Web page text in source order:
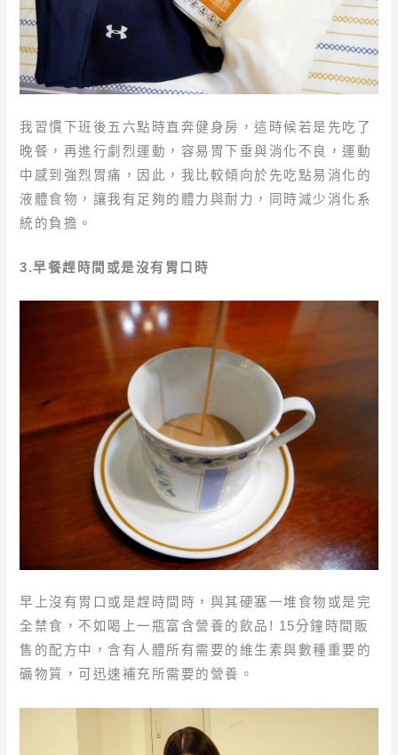
我習慣下班後五六點時直奔健身房，這時候若是先吃了
晚餐，再進行劇烈運動，容易胃下垂與消化不良，運動
中感到強烈胃痛，因此，我比較傾向於先吃點易消化的
液體食物，讓我有足夠的體力與耐力，同時減少消化系
統的負擔。
3.早餐趕時間或是沒有胃口時
早上沒有胃口或是趕時間時，與其硬塞一堆食物或是完
全禁食，不如喝上一瓶富含營養的飲品! 15分鐘時間販
售的配方中，含有人體所有需要的維生素與數種重要的
礦物質，可迅速補充所需要的營養。